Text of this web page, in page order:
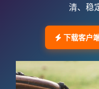
清、稳
下载客户